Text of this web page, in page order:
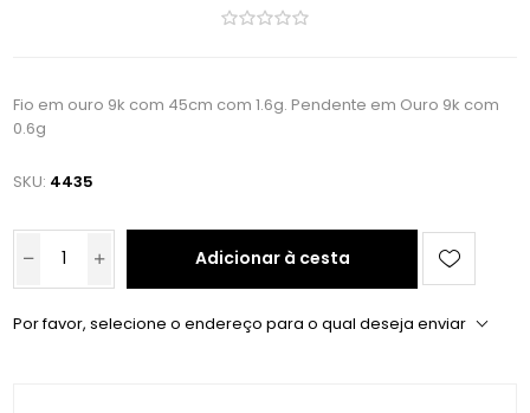
Fio em ouro 9k com 45cm com 1.6g. Pendente em Ouro 9k com
0.6g
SKU: 4435
Adicionar à cesta
Por favor, selecione o endereço para o qual deseja enviar